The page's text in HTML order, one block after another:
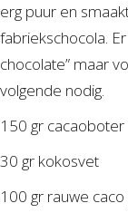
erg puur en
fabriekschocola.
chocolate” maar
volgende nodig.
150 gr cacaoboter
30 gr kokosvet
100 gr rauwe